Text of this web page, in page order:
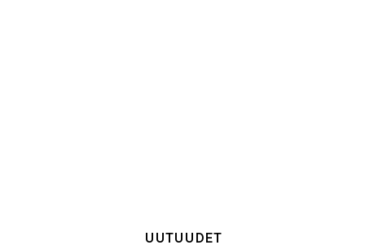
UUTUUDET